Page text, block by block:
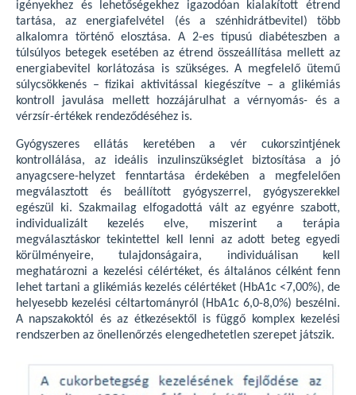
igényekhez és lehetőségekhez igazodóan kialakított étrend
tartása, az energiafelvétel (és a szénhidrátbevitel) több
alkalomra történő elosztása. A 2-es típusú diabéteszben a
túlsúlyos betegek esetében az étrend összeállítása mellett az
energiabevitel korlátozása is szükséges. A megfelelő ütemű
súlycsökkenés – fizikai aktivitással kiegészítve – a glikémiás
kontroll javulása mellett hozzájárulhat a vérnyomás- és a
vérzsír-értékek rendeződéséhez is.
Gyógyszeres ellátás keretében a vér cukorszintjének
kontrollálása, az ideális inzulinszükséglet biztosítása a jó
anyagcsere-helyzet fenntartása érdekében a megfelelően
megválasztott és beállított gyógyszerrel, gyógyszerekkel
egészül ki. Szakmailag elfogadottá vált az egyénre szabott,
individualizált kezelés elve, miszerint a terápia
megválasztáskor tekintettel kell lenni az adott beteg egyedi
körülményeire, tulajdonságaira, individuálisan kell
meghatározni a kezelési célértéket, és általános célként fenn
lehet tartani a glikémiás kezelés célértéket (HbA1c <7,00%), de
helyesebb kezelési céltartományról (HbA1c 6,0-8,0%) beszélni.
A napszakoktól és az étkezésektől is függő komplex kezelési
rendszerben az önellenőrzés elengedhetetlen szerepet játszik.